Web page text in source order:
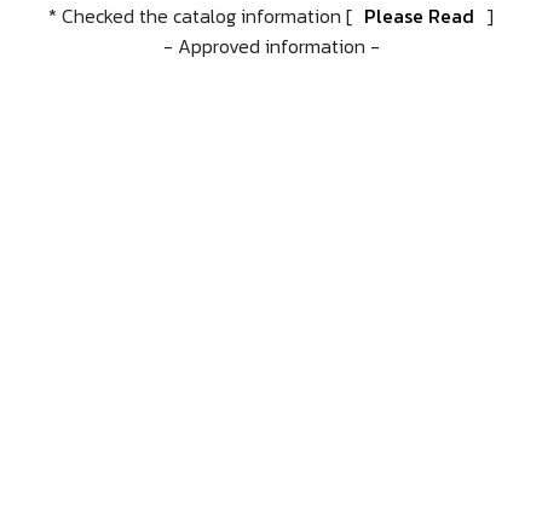
* Checked the catalog information [ Please Read ]
- Approved information -